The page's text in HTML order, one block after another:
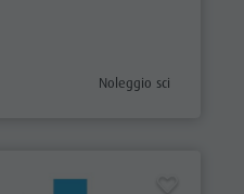
aria.poi_category_prefix
Noleggio sci